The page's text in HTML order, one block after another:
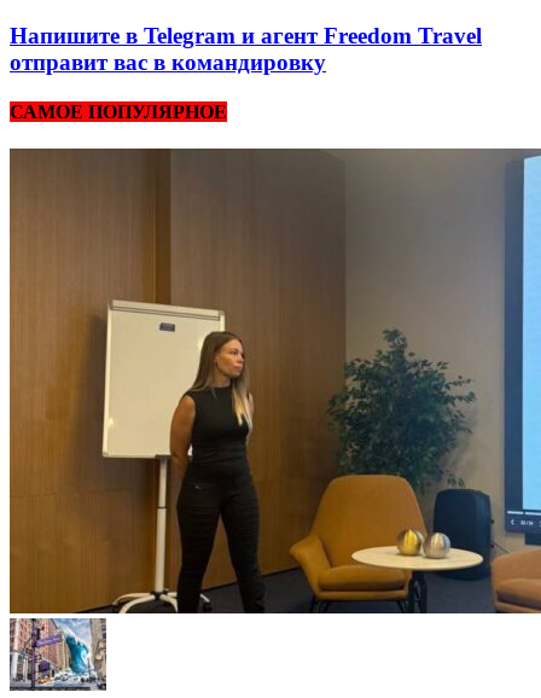
Напишите в Telegram и агент Freedom Travel
отправит вас в командировку
САМОЕ ПОПУЛЯРНОЕ